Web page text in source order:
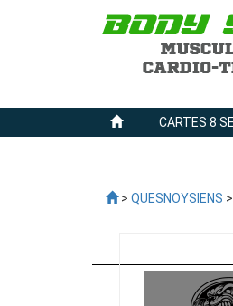
CARTES 8
> QUESNOYSIENS